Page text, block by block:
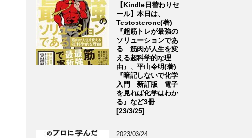
【Kindle日替わりセ
ール】本日は、
Testosterone(著)
『超筋トレが最強の
ソリューションであ
る 筋肉が人生を変
える超科学的な理
由』、平山令明(著)
『暗記しないで化学
入門 新訂版 電子
を見れば化学はわか
る』など3冊
[23/3/25]
2023/03/24